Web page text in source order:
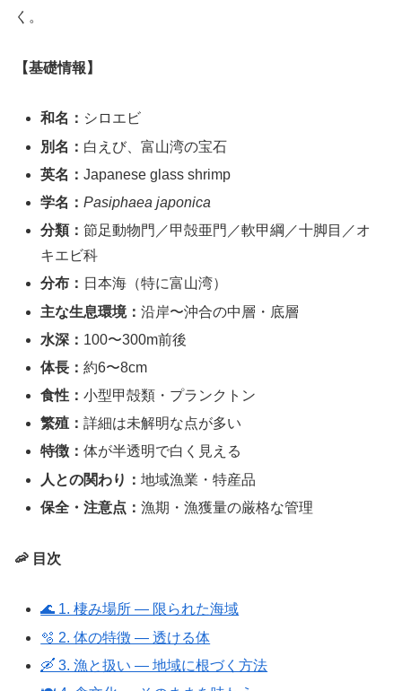
く。
【基礎情報】
和名： シロエビ
別名： 白えび、富山湾の宝石
英名：Japanese glass shrimp
学名：Pasiphaea japonica
分類：節足動物門／甲殻亜門／軟甲綱／十脚目／オ
キエビ科
分布： 日本海（特に富山湾）
主な生息環境：沿岸〜沖合の中層・底層
水深： 100〜300m前後
体長：約6〜8cm
食性：小型甲殻類・プランクトン
繁殖：詳細は未解明な点が多い
特徴：体が半透明で白く見える
人との関わり：地域漁業・特産品
保全・注意点：漁期・漁獲量の厳格な管理
🦐 目次
🌊 1. 棲み場所 ― 限られた海域
🫧 2. 体の特徴 ― 透ける体
🛶 3. 漁と扱い ― 地域に根づく方法